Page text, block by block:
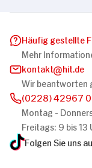
Häufig gestellte
Mehr
kontakt
hit.de
Wir beantworten
(0228) 42967 0
Montag -
Freitags: 9 bis 13
Folgen Sie uns